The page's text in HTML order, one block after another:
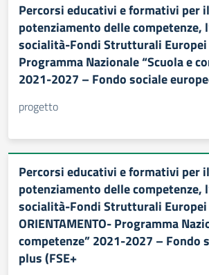
Percorsi educativi e formativi per il
potenziamento delle competenze,
socialità-Fondi Strutturali Europei
Programma Nazionale “Scuola e
2021-2027 – Fondo sociale
progetto
Percorsi educativi e formativi per il
potenziamento delle competenze,
socialità-Fondi Strutturali
ORIENTAMENTO- Programma
competenze” 2021-2027 – Fondo
plus (FSE+